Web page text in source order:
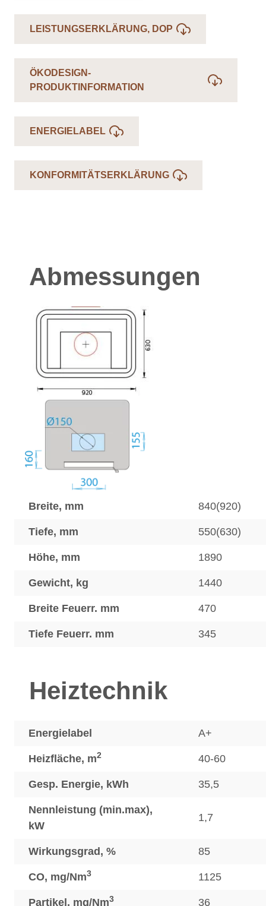
LEISTUNGSERKLÄRUNG, DOP
ÖKODESIGN-
PRODUKTINFORMATION
ENERGIELABEL
KONFORMITÄTSERKLÄRUNG
Abmessungen
Breite, mm 840(920)
Tiefe, mm 550(630)
Höhe, mm 1890
Gewicht, kg 1440
Breite Feuerr. mm 470
Tiefe Feuerr. mm 345
Heiztechnik
Energielabel A+
Heizfläche, m2 40-60
Gesp. Energie, kWh 35,5
Nennleistung (min.max),
kW
1,7
Wirkungsgrad, % 85
CO, mg/Nm3 1125
Partikel, mg/Nm3 36